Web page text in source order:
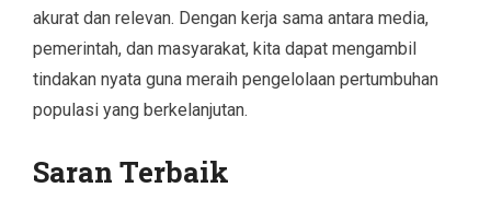
akurat dan relevan. Dengan kerja sama antara media,
pemerintah, dan masyarakat, kita dapat mengambil
tindakan nyata guna meraih pengelolaan pertumbuhan
populasi yang berkelanjutan.
Saran Terbaik